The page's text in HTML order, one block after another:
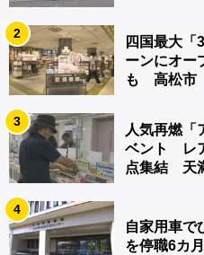
2
四国最大「
ーンにオ
も 高松市
3
人気再燃「
ベント レ
点集結 天
4
自家用車で
を停職6カ